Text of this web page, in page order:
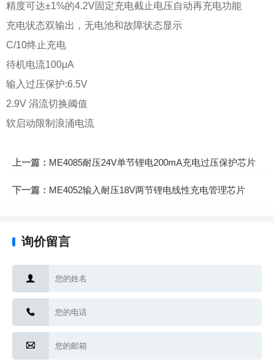
精度可达±1%的4.2V固定充电截止电压自动再充电功能
充电状态双输出，无电池和故障状态显示
C/10终止充电
待机电流100μA
输入过压保护:6.5V
2.9V 涓流切换阈值
软启动限制浪涌电流
上一篇： ME4085耐压24V单节锂电200mA充电过压保护芯片
下一篇： ME4052输入耐压18V两节锂电线性充电管理芯片
询价留言


